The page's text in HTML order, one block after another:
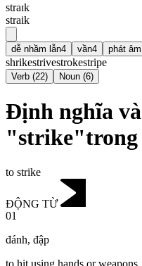
straɪk
straik
dễ nhầm lẫn4 vần4 phát
shrikestrivestrokestripe
Verb (22) Noun (6)
Định nghĩa
"strike"trong
to strike
ĐỘNG TỪ
01
đánh, đập
to hit using hands or weapons